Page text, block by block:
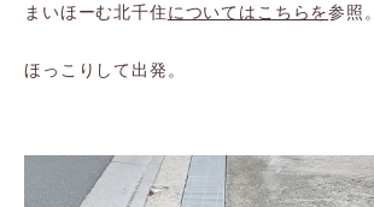
まいほーむ北千住についてはこちらを参照。
ほっこりして出発。